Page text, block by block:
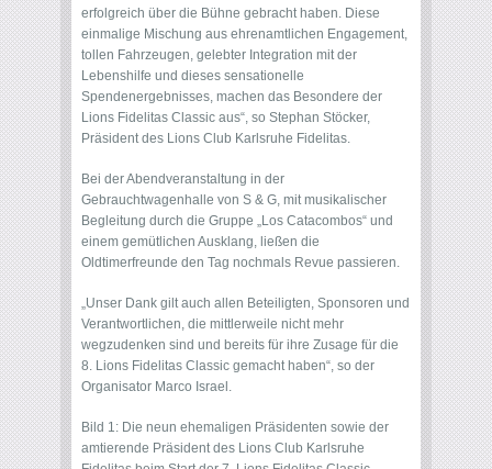
erfolgreich über die Bühne gebracht haben. Diese
einmalige Mischung aus ehrenamtlichen Engagement,
tollen Fahrzeugen, gelebter Integration mit der
Lebenshilfe und dieses sensationelle
Spendenergebnisses, machen das Besondere der
Lions Fidelitas Classic aus“, so Stephan Stöcker,
Präsident des Lions Club Karlsruhe Fidelitas.
Bei der Abendveranstaltung in der
Gebrauchtwagenhalle von S & G, mit musikalischer
Begleitung durch die Gruppe „Los Catacombos“ und
einem gemütlichen Ausklang, ließen die
Oldtimerfreunde den Tag nochmals Revue passieren.
„Unser Dank gilt auch allen Beteiligten, Sponsoren und
Verantwortlichen, die mittlerweile nicht mehr
wegzudenken sind und bereits für ihre Zusage für die
8. Lions Fidelitas Classic gemacht haben“, so der
Organisator Marco Israel.
Bild 1: Die neun ehemaligen Präsidenten sowie der
amtierende Präsident des Lions Club Karlsruhe